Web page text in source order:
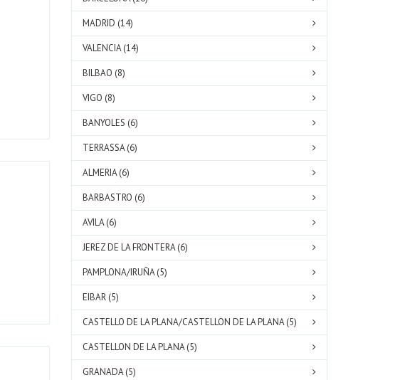
MADRID (14)
VALENCIA (14)
BILBAO (8)
VIGO (8)
BANYOLES (6)
TERRASSA (6)
ALMERIA (6)
BARBASTRO (6)
AVILA (6)
JEREZ DE LA FRONTERA (6)
PAMPLONA/IRUÑA (5)
EIBAR (5)
CASTELLO DE LA PLANA/CASTELLON DE LA PLANA (5)
CASTELLON DE LA PLANA (5)
GRANADA (5)